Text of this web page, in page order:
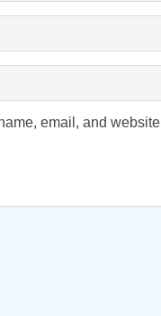
email, and